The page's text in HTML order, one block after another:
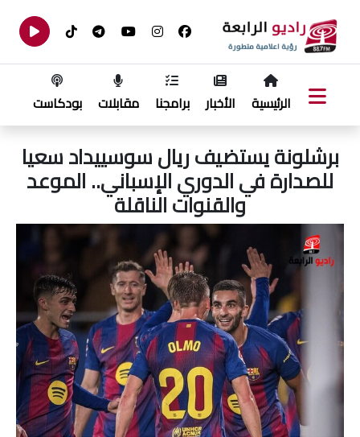
الرئيسية الأخبار برامجنا مقابلات بودكاست
برشلونة يستضيف ريال سوسييداد سعيا
للصدارة في الدوري الإسباني.. الموعد
والقنوات الناقلة